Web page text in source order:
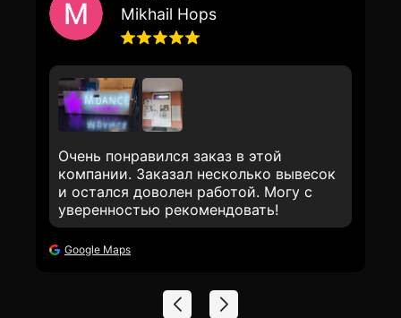
Mikhail Hops
Очень понравился заказ в этой
компании. Заказал несколько вывесок
и остался доволен работой. Могу с
уверенностью рекомендовать!
Google Maps